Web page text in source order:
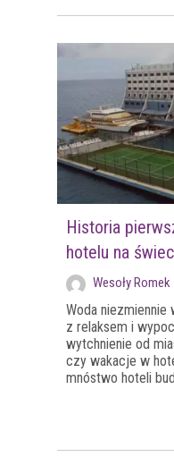
Historia
hotelu na
Wesoły Romek
Woda
z relaksem i
wytchnienie od
czy wakacje w
mnóstwo hoteli